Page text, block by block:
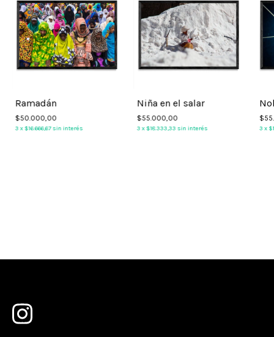
Ramadán
$50.000,00
3 x$16.666,67sin interés
Niña en el salar
$55.000,00
3 x$18.333,33 sin interés 3 x